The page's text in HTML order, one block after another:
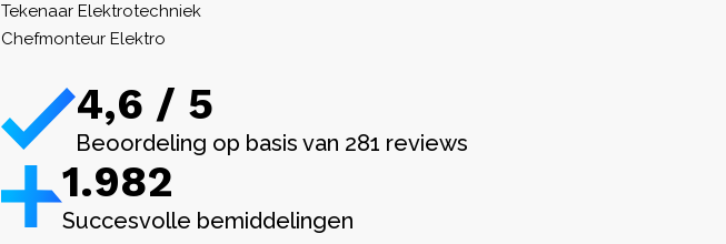
Tekenaar Elektrotechniek
Chefmonteur Elektro
4,6 / 5
Beoordeling op basis van 281 reviews
1.982
Succesvolle bemiddelingen